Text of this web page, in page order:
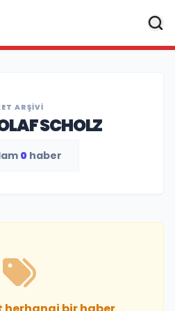
ARŞIVI
SCHOLZ
0 haber